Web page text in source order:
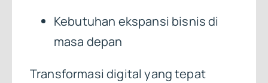
Kebutuhan ekspansi bisnis di
masa depan
Transformasi digital yang tepat